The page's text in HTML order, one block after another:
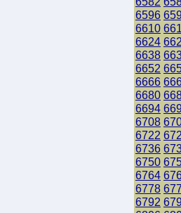
6596
6610
6624
6638
6652
6666
6680
6694
6708
6722
6736
6750
6764
6778
6792